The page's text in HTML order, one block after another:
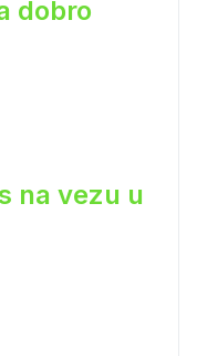
dobro
na vezu u